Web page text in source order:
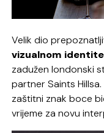
Velik dio
vizualnom
zadužen londonski
partner Saints
zaštitni znak boce
vrijeme za novu